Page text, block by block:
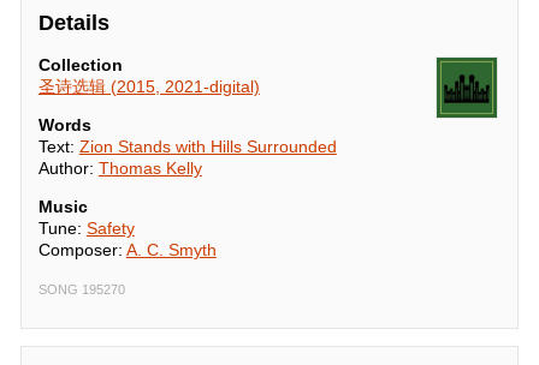
Details
Collection
圣诗选辑 (2015, 2021-digital)
Words
Text: Zion Stands with Hills Surrounded
Author: Thomas Kelly
Music
Tune: Safety
Composer: A. C. Smyth
SONG 195270